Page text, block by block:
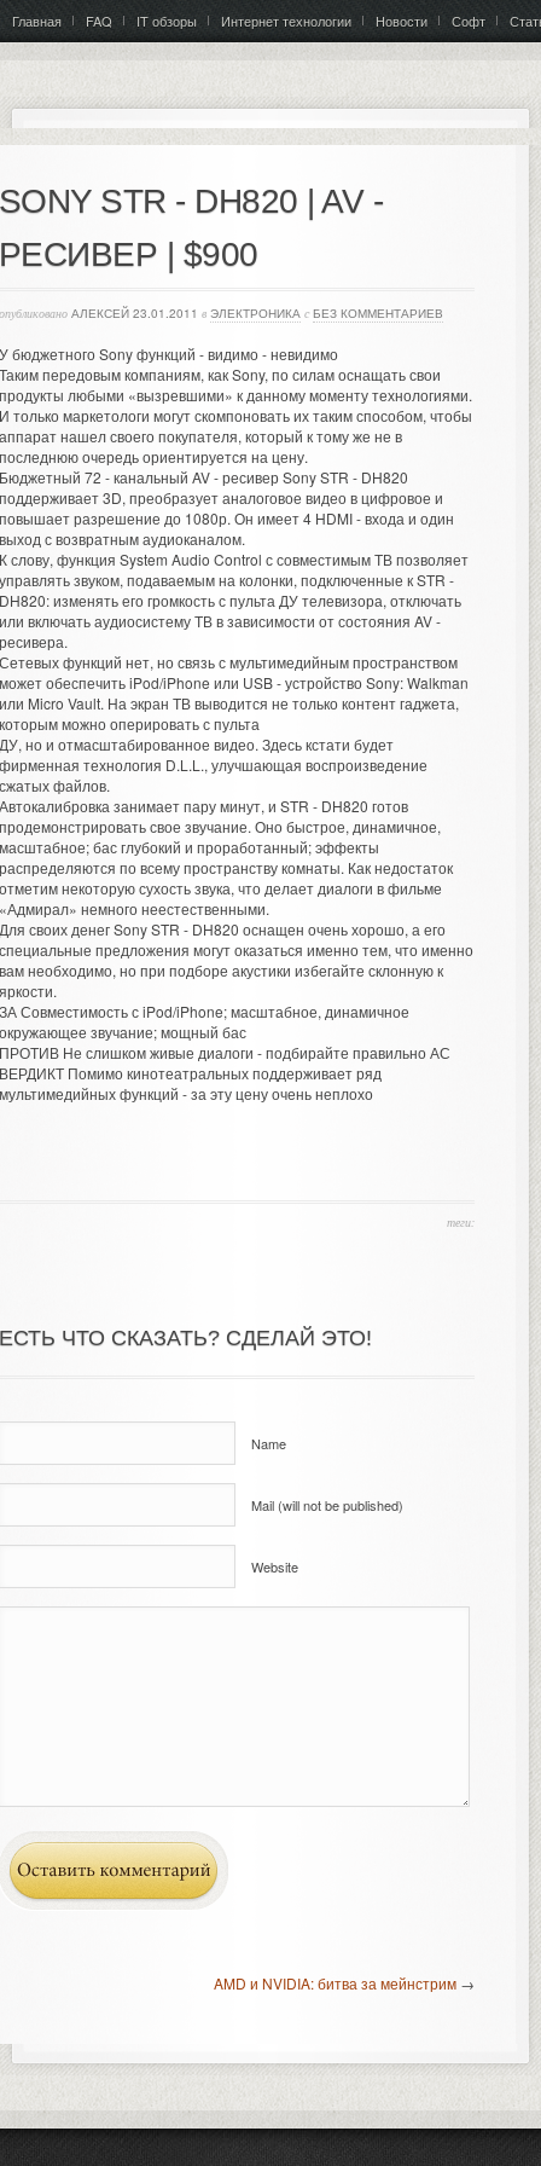
Главная FAQ IT обзоры Интернет технологии Новости Софт
STR - DH820 | AV -
| $900
АЛЕКСЕЙ 23.01.2011 в ЭЛЕКТРОНИКА с БЕЗ КОММЕНТАРИЕВ
бюджетного Sony функций - видимо - невидимо
передовым компаниям, как Sony, по силам оснащать свои
любыми «вызревшими» к данному моменту технологиями.
только маркетологи могут скомпоновать их таким способом, чтобы
нашел своего покупателя, который к тому же не в
очередь ориентируется на цену.
72 - канальный AV - ресивер Sony STR - DH820
3D, преобразует аналоговое видео в цифровое и
разрешение до 1080р. Он имеет 4 HDMI - входа и один
с возвратным аудиоканалом.
слову, функция System Audio Control с совместимым ТВ позволяет
звуком, подаваемым на колонки, подключенные к STR -
изменять его громкость с пульта ДУ телевизора, отключать
включать аудиосистему ТВ в зависимости от состояния AV -
функций нет, но связь с мультимедийным пространством
обеспечить iPod/iPhone или USB - устройство Sony: Walkman
Micro Vault. На экран ТВ выводится не только контент гаджета,
можно оперировать с пульта
но и отмасштабированное видео. Здесь кстати будет
технология D.L.L., улучшающая воспроизведение
файлов.
занимает пару минут, и STR - DH820 готов
свое звучание. Оно быстрое, динамичное,
бас глубокий и проработанный; эффекты
по всему пространству комнаты. Как недостаток
некоторую сухость звука, что делает диалоги в фильме
немного неестественными.
своих денег Sony STR - DH820 оснащен очень хорошо, а его
предложения могут оказаться именно тем, что именно
необходимо, но при подборе акустики избегайте склонную к
Совместимость с iPod/iPhone; масштабное, динамичное
звучание; мощный бас
Не слишком живые диалоги - подбирайте правильно АС
Помимо кинотеатральных поддерживает ряд
функций - за эту цену очень неплохо
теги:
ЧТО СКАЗАТЬ? СДЕЛАЙ ЭТО!
Name
Mail (will not be published)
Website
AMD и NVIDIA: битва за мейнстрим →